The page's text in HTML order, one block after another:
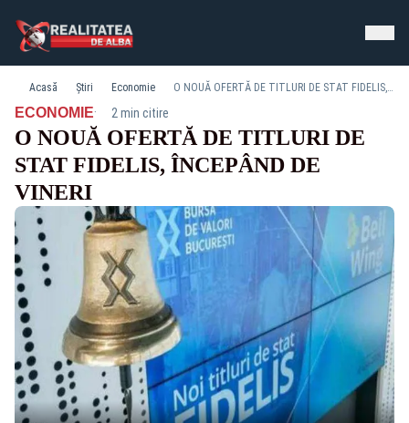
Acasă Știri Economie O NOUĂ OFERTĂ DE TITLURI DE STAT FIDELIS, ÎNCEPÂND DE VINERI
ECONOMIE· 2 min citire
O NOUĂ OFERTĂ DE TITLURI DE
STAT FIDELIS, ÎNCEPÂND DE
VINERI